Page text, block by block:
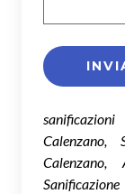
Calenzano,
Calenzano,